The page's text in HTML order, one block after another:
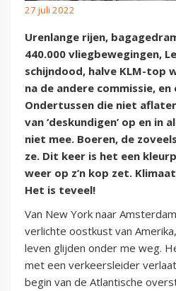
27 juli 2022
Urenlange rijen,
440.000 vliegbewegingen,
schijndood, halve KLM-top
na de andere commissie,
Ondertussen die niet
van ‘deskundigen’ op en in
niet mee. Boeren, de
ze. Dit keer is het een
weer op z’n kop zet.
Het is teveel!
Van New York naar
verlichte oostkust van
leven glijden onder me weg.
met een verkeersleider
begin van de Atlantische